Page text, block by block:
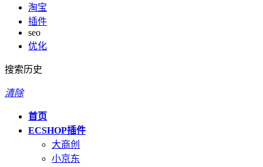
淘宝
插件
seo
优化
搜索历史
清除
首页
ECSHOP插件
大商创
小京东